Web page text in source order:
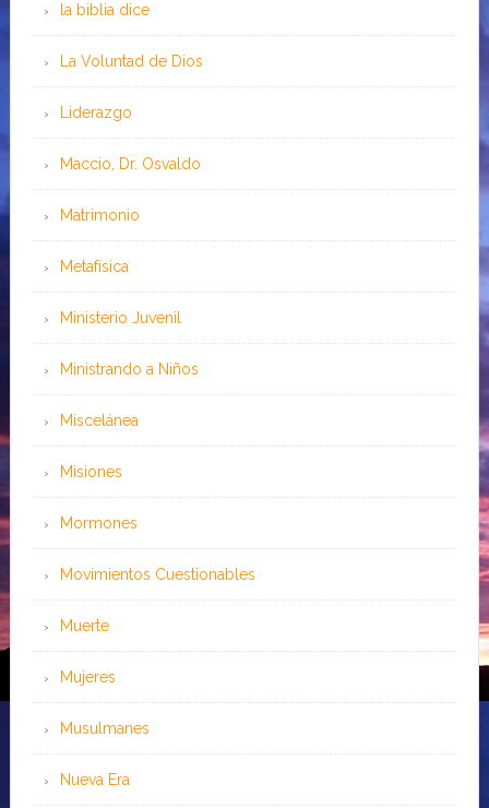
la biblia dice
La Voluntad de Dios
Liderazgo
Maccio, Dr. Osvaldo
Matrimonio
Metafísica
Ministerio Juvenil
Ministrando a Niños
Miscelánea
Misiones
Mormones
Movimientos Cuestionables
Muerte
Mujeres
Musulmanes
Nueva Era